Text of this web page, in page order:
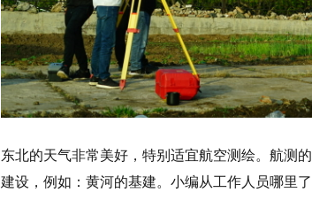
东北的天气非常美好，特别适宜航空测绘。航测
建设，例如：黄河的基建。小编从工作人员哪里